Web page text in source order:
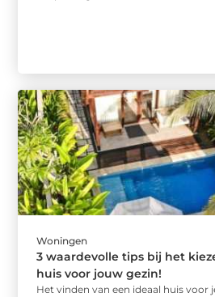
Woningen
3 waardevolle tips bij het
huis voor jouw gezin!
Het vinden van een ideaal huis voor